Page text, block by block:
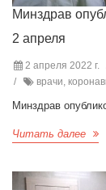
Минздрав
2 апреля
2 апреля 2022 г.
врачи,
Минздрав
Читать далее